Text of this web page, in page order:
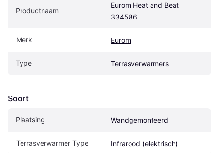
Productnaam
Eurom Heat and Beat
334586
Merk Eurom
Type Terrasverwarmers
Soort
Plaatsing Wandgemonteerd
Terrasverwarmer Type Infrarood (elektrisch)